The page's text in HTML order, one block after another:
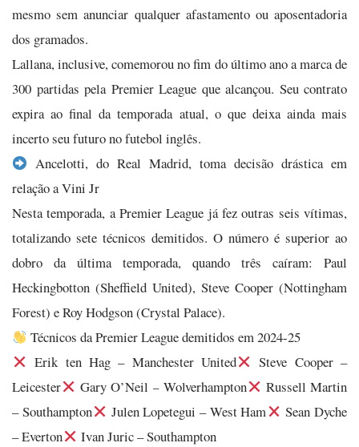
mesmo sem anunciar qualquer afastamento ou aposentadoria
dos gramados.
Lallana, inclusive, comemorou no fim do último ano a marca de
300 partidas pela Premier League que alcançou. Seu contrato
expira ao final da temporada atual, o que deixa ainda mais
incerto seu futuro no futebol inglês.
Ancelotti, do Real Madrid, toma decisão drástica em
relação a Vini Jr
Nesta temporada, a Premier League já fez outras seis vítimas,
totalizando sete técnicos demitidos. O número é superior ao
dobro da última temporada, quando três caíram: Paul
Heckingbotton (Sheffield United), Steve Cooper (Nottingham
Forest) e Roy Hodgson (Crystal Palace).
Técnicos da Premier League demitidos em 2024-25
Erik ten Hag – Manchester United
Steve Cooper –
Leicester
Gary O’Neil – Wolverhampton
Russell Martin
– Southampton
Julen Lopetegui – West Ham
Sean Dyche
– Everton
Ivan Juric – Southampton